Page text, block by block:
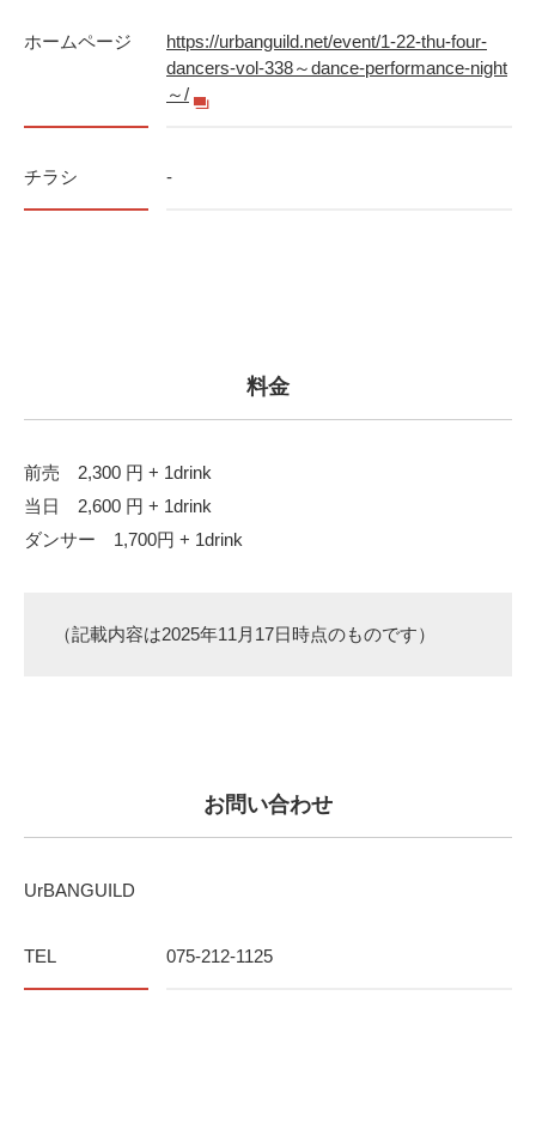
ホームページ
https://urbanguild.net/event/1-22-thu-four-
dancers-vol-338～dance-performance-night
～/
チラシ -
料金
前売 2,300 円 + 1drink
当日 2,600 円 + 1drink
ダンサー 1,700円 + 1drink
（記載内容は2025年11月17日時点のものです）
お問い合わせ
UrBANGUILD
TEL 075-212-1125